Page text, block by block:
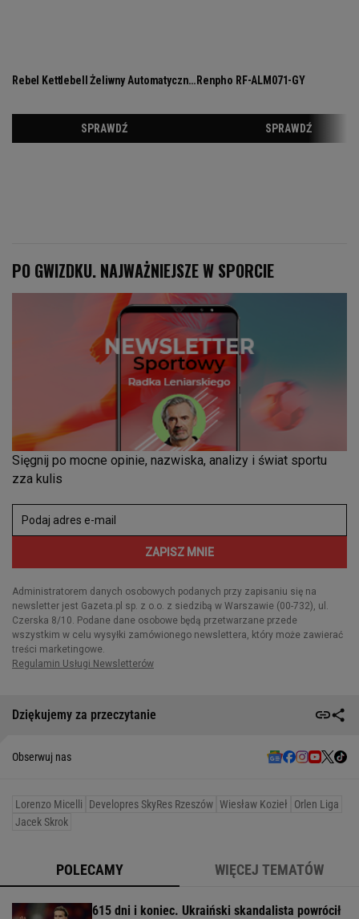
Dziękujemy za przeczytanie
Obserwuj nas
Lorenzo Micelli Developres SkyRes Rzeszów Wiesław Kozieł
Orlen Liga
Jacek Skrok
POLECAMY WIĘCEJ TEMATÓW
615 dni i koniec. Ukraiński skandalista powrócił